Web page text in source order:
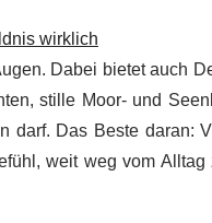
wirklich
Dabei bietet auch
stille Moor- und
darf. Das Beste daran:
weit weg vom